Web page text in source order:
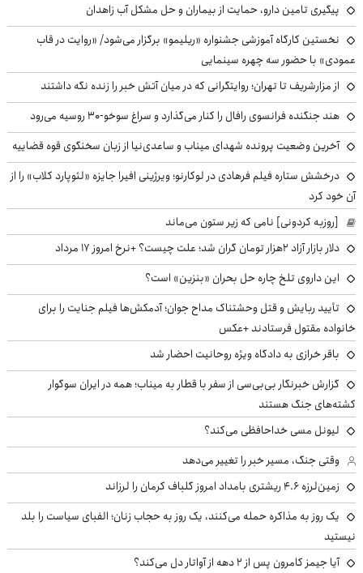
پیگیری تامین دارو، حمایت از بیماران و حل مشکل آب زاهدان
نخستین کارگاه آموزشی جشنواره «ریلیمو» برگزار می‌شود/ «روایت در قاب
عمودی» با حضور سه چهره سینمایی
از مزارشریف تا تهران؛ روایتگرانی که در میان آتش خبر را زنده نگه داشتند
هند جنگنده فرانسوی رافال را کنار می‌گذارد و سراغ سوخو-30 روسیه می‌رود
آخرین وضعیت پرونده شهدای میناب و ساعدی‌نیا از زبان سخنگوی قوه قضاییه
درخشش ستاره فیلم فرهادی در لوکارنو؛ ویرژینی افیرا جایزه «لئوپارد کلاب» را از
آن خود کرد
[روزبه کردونی] نامی که زیر ستون می‌ماند
دلار بازار آزاد ۲هزار تومان گران شد؛ علت چیست؟ +نرخ امروز ۱۷ مرداد
این داروی تلخ چاره حل بحران «بنزین» است؟
تأیید ربایش و قتل وحشتناک مداح جوان؛ آدمکش‌ها فیلم جنایت را برای
خانواده مقتول فرستادند +عکس
باقر خرازی به دادگاه ویژه روحانیت احضار شد
گزارش خبرنگار بی‌بی‌سی از سفر با قطار به میناب؛ همه در ایران سوگوار
کشته‌های جنگ هستند
لیونل مسی خداحافظی می‌کند؟
وقتی جنگ، مسیر خبر را تغییر می‌دهد
زمین‌لرزه ۴.۶ ریشتری بامداد امروز گلباف کرمان را لرزاند
یک روز به مذاکره حمله می‌کنند، یک روز به حجاب زنان؛ الفبای سیاست را بلد
نیستید
آیا جیمز کامرون پس از ۲ دهه از آواتار دل می‌کند؟